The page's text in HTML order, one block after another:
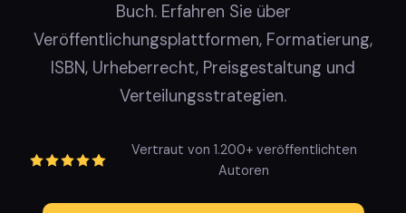
Buch. Erfahren Sie über
Veröffentlichungsplattformen, Formatierung,
ISBN, Urheberrecht, Preisgestaltung und
Verteilungsstrategien.
Vertraut von 1.200+ veröffentlichten
Autoren